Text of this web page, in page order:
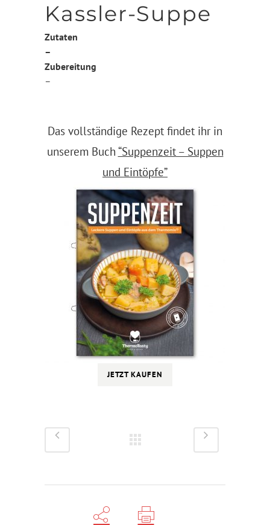
Kassler-Suppe
Zutaten
–
Zubereitung
–
Das vollständige Rezept findet ihr in
unserem Buch “Suppenzeit – Suppen
und Eintöpfe”
JETZT KAUFEN